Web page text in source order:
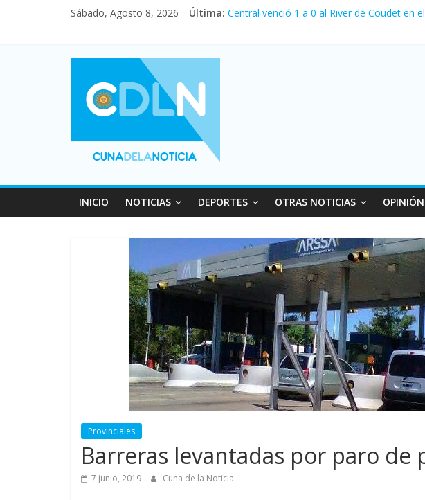
Sábado, Agosto 8, 2026 Última: Central venció 1 a 0 al River de Coudet en
Vacaciones de invierno con más
Fuerte caída de la venta de autos usados
INICIO NOTICIAS DEPORTES OTRAS NOTICIAS OPINIÓN
Provinciales
Barreras levantadas por paro de
7 junio, 2019 Cuna de la Noticia